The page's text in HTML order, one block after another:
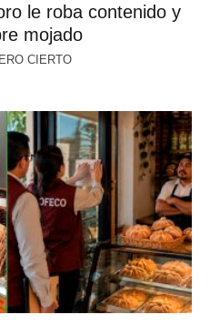
le roba contenido y
mojado
CIERTO